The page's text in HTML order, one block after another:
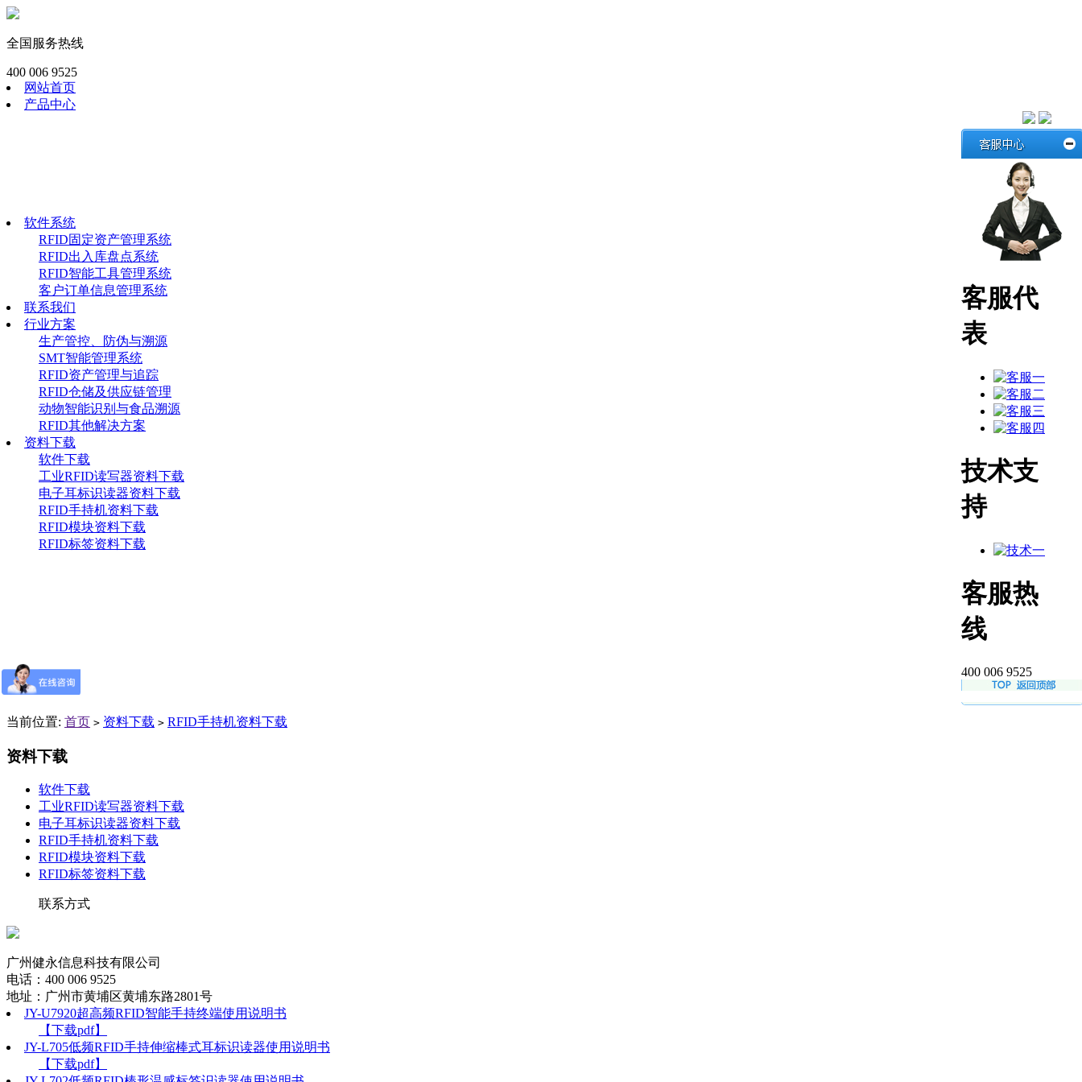
全国服务热线
400 006 9525
网站首页
产品中心
软件系统
RFID固定资产管理系统
RFID出入库盘点系统
RFID智能工具管理系统
客户订单信息管理系统
联系我们
行业方案
生产管控、防伪与溯源
SMT智能管理系统
RFID资产管理与追踪
RFID仓储及供应链管理
动物智能识别与食品溯源
RFID其他解决方案
资料下载
软件下载
工业RFID读写器资料下载
电子耳标识读器资料下载
RFID手持机资料下载
RFID模块资料下载
RFID标签资料下载
当前位置: 首页 > 资料下载 > RFID手持机资料下载
资料下载
软件下载
工业RFID读写器资料下载
电子耳标识读器资料下载
RFID手持机资料下载
RFID模块资料下载
RFID标签资料下载
联系方式
广州健永信息科技有限公司
电话：400 006 9525
地址：广州市黄埔区黄埔东路2801号
JY-U7920超高频RFID智能手持终端使用说明书
【下载pdf】
JY-L705低频RFID手持伸缩棒式耳标识读器使用说明书
【下载pdf】
客服代
表
技术支
持
客服热
线
400 006 9525